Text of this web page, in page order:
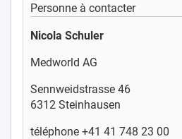
Personne à contacter
Nicola Schuler
Medworld AG
Sennweidstrasse 46
6312 Steinhausen
téléphone +41 41 748 23 00